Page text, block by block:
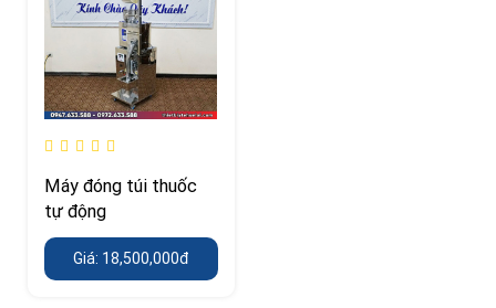
Máy đóng túi thuốc
tự động
Giá: 18,500,000đ